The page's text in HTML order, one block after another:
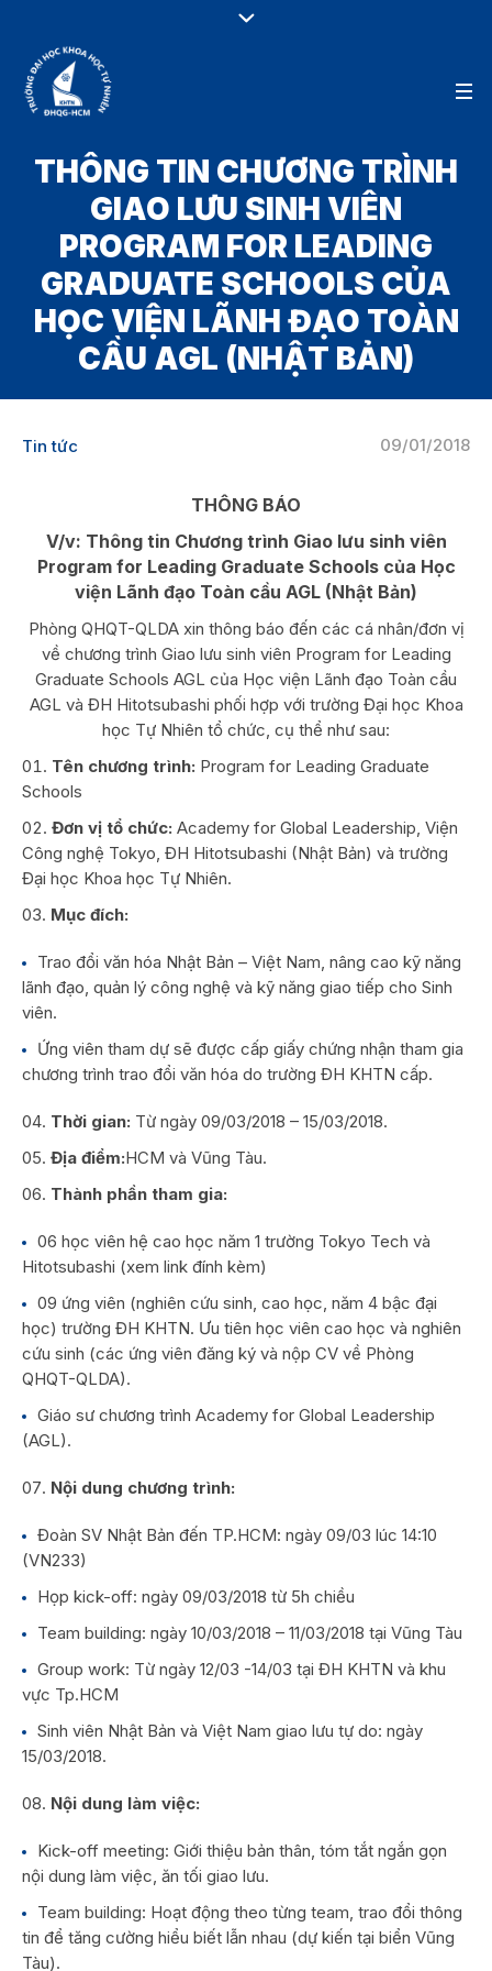
THÔNG TIN CHƯƠNG TRÌNH
GIAO LƯU SINH VIÊN
PROGRAM FOR LEADING
GRADUATE SCHOOLS CỦA
HỌC VIỆN LÃNH ĐẠO TOÀN
CẦU AGL (NHẬT BẢN)
09/01/2018
Tin tức
THÔNG BÁO
V/v: Thông tin Chương trình Giao lưu sinh viên
Program for Leading Graduate Schools của Học
viện Lãnh đạo Toàn cầu AGL (Nhật Bản)
Phòng QHQT-QLDA xin thông báo đến các cá nhân/đơn vị
về chương trình Giao lưu sinh viên Program for Leading
Graduate Schools AGL của Học viện Lãnh đạo Toàn cầu
AGL và ĐH Hitotsubashi phối hợp với trường Đại học Khoa
học Tự Nhiên tổ chức, cụ thể như sau:
Tên chương trình: Program for Leading Graduate
Schools
Đơn vị tổ chức: Academy for Global Leadership, Viện
Công nghệ Tokyo, ĐH Hitotsubashi (Nhật Bản) và trường
Đại học Khoa học Tự Nhiên.
Mục đích:
Trao đổi văn hóa Nhật Bản – Việt Nam, nâng cao kỹ năng
lãnh đạo, quản lý công nghệ và kỹ năng giao tiếp cho Sinh
viên.
Ứng viên tham dự sẽ được cấp giấy chứng nhận tham gia
chương trình trao đổi văn hóa do trường ĐH KHTN cấp.
Thời gian: Từ ngày 09/03/2018 – 15/03/2018.
Địa điểm:HCM và Vũng Tàu.
Thành phần tham gia:
06 học viên hệ cao học năm 1 trường Tokyo Tech và
Hitotsubashi (xem link đính kèm)
09 ứng viên (nghiên cứu sinh, cao học, năm 4 bậc đại
học) trường ĐH KHTN. Ưu tiên học viên cao học và nghiên
cứu sinh (các ứng viên đăng ký và nộp CV về Phòng
QHQT-QLDA).
Giáo sư chương trình Academy for Global Leadership
(AGL).
Nội dung chương trình:
Đoàn SV Nhật Bản đến TP.HCM: ngày 09/03 lúc 14:10
(VN233)
Họp kick-off: ngày 09/03/2018 từ 5h chiều
Team building: ngày 10/03/2018 – 11/03/2018 tại Vũng Tàu
Group work: Từ ngày 12/03 -14/03 tại ĐH KHTN và khu
vực Tp.HCM
Sinh viên Nhật Bản và Việt Nam giao lưu tự do: ngày
15/03/2018.
Nội dung làm việc:
Kick-off meeting: Giới thiệu bản thân, tóm tắt ngắn gọn
nội dung làm việc, ăn tối giao lưu.
Team building: Hoạt động theo từng team, trao đổi thông
tin để tăng cường hiểu biết lẫn nhau (dự kiến tại biển Vũng
Tàu).